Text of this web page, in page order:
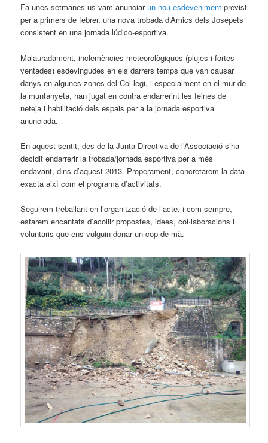
Fa unes setmanes us vam anunciarun nou esdeveniment previst
per a primers de febrer, una nova trobada d’Amics dels Josepets
consistent en una jornada lúdico-esportiva.
Malauradament, inclemències meteorològiques (plujes i fortes
ventades) esdevingudes en els darrers temps que van causar
danys en algunes zones del Col·legi, i especialment en el mur de
la muntanyeta, han jugat en contra endarrerint les feines de
neteja i habilitació dels espais per a la jornada esportiva
anunciada.
En aquest sentit, des de la Junta Directiva de l’Associació s’ha
decidit endarrerir la trobada/jornada esportiva per a més
endavant, dins d’aquest 2013. Properament, concretarem la data
exacta així com el programa d’activitats.
Seguirem treballant en l’organització de l’acte, i com sempre,
estarem encantats d’acollir propostes, idees, col·laboracions i
voluntaris que ens vulguin donar un cop de mà.